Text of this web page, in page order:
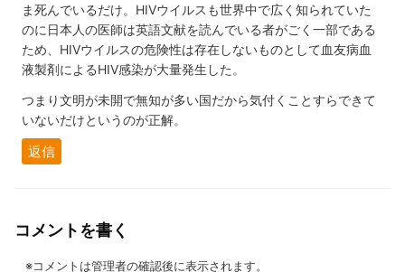
ま死んでいるだけ。HIVウイルスも世界中で広く知られていた
のに日本人の医師は英語文献を読んでいる者がごく一部である
ため、HIVウイルスの危険性は存在しないものとして血友病血
液製剤によるHIV感染が大量発生した。
つまり文明が未開で無知が多い国だから気付くことすらできて
いないだけというのが正解。
返信
コメントを書く
※コメントは管理者の確認後に表示されます。